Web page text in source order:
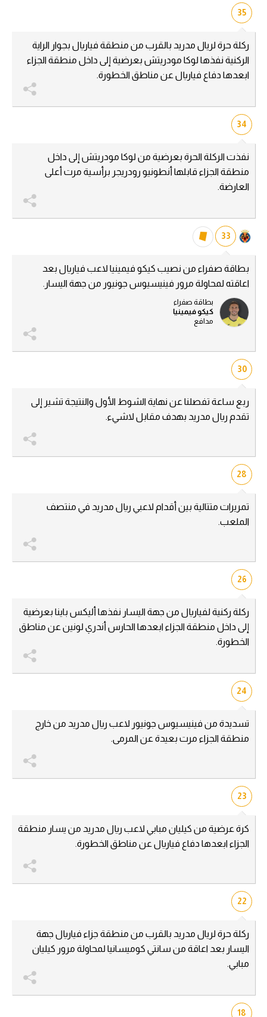
35
ركلة حرة لريال مدريد بالقرب من منطقة فياريال بجوار الراية
الركنية نفذها لوكا مودريتش بعرضية إلى داخل منطقة الجزاء
ابعدها دفاع فياريال عن مناطق الخطورة.
34
نفذت الركلة الحرة بعرضية من لوكا مودريتش إلى داخل
منطقة الجزاء قابلها أنطونيو رودريجر برأسية مرت أعلى
العارضة.
33
بطاقة صفراء من نصيب كيكو فيمينيا لاعب فياريال بعد
اعاقته لمحاولة مرور فينيسيوس جونيور من جهة اليسار.
بطاقة صفراء
كيكو فيمينيا
مدافع
30
ربع ساعة تفصلنا عن نهاية الشوط الأول والنتيجة تشير إلى
تقدم ريال مدريد بهدف مقابل لاشيء.
28
تمريرات متتالية بين أقدام لاعبي ريال مدريد في منتصف
الملعب.
26
ركلة ركنية لفياريال من جهة اليسار نفذها أليكس باينا بعرضية
إلى داخل منطقة الجزاء ابعدها الحارس أندري لونين عن مناطق
الخطورة.
24
تسديدة من فينيسيوس جونيور لاعب ريال مدريد من خارج
منطقة الجزاء مرت بعيدة عن المرمى.
23
كرة عرضية من كيليان مبابي لاعب ريال مدريد من يسار منطقة
الجزاء ابعدها دفاع فياريال عن مناطق الخطورة.
22
ركلة حرة لريال مدريد بالقرب من منطقة جزاء فياريال جهة
اليسار بعد اعاقة من سانتي كوميسانيا لمحاولة مرور كيليان
مبابي.
18